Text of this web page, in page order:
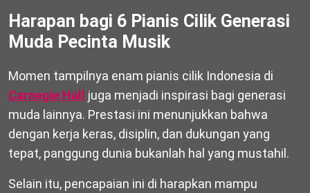
Harapan bagi 6 Pianis Cilik Generasi
Muda Pecinta Musik
Momen tampilnya enam pianis cilik Indonesia di
Carnegie Hall
juga menjadi inspirasi bagi generasi
muda lainnya. Prestasi ini menunjukkan bahwa
dengan kerja keras, disiplin, dan dukungan yang
tepat, panggung dunia bukanlah hal yang mustahil.
Selain itu, pencapaian ini di harapkan mampu